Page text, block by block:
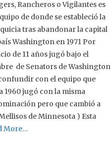
Rancheros o Vigilantes es
de donde se estableció la
tras abandonar la capital
Washington en 1971 Por
de 11 años jugó bajo el
de Senators de Washington
con el equipo que
1960 jugó con la misma
pero que cambió a
de Minnesota ) Esta
More…